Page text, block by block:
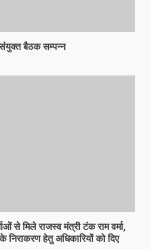
बैठक सम्पन्न
से मिले राजस्व मंत्री टंक राम वर्मा,
हेतु अधिकारियों को दिए